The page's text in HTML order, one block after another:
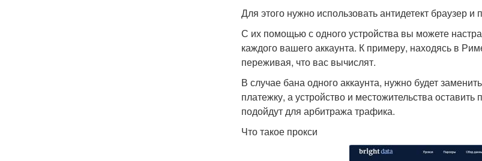
Для этого нужно использовать антидетект браузер и
С их помощью с одного устройства вы можете
каждого вашего аккаунта. К примеру, находясь в
переживая, что вас вычислят.
В случае бана одного аккаунта, нужно будет
платежку, а устройство и местожительства
подойдут для арбитража трафика.
Что такое прокси